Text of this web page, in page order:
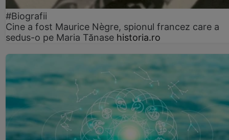
#Biografii
Cine a fost Maurice Nègre, spionul francez care a
sedus-o pe Maria Tănase historia.ro